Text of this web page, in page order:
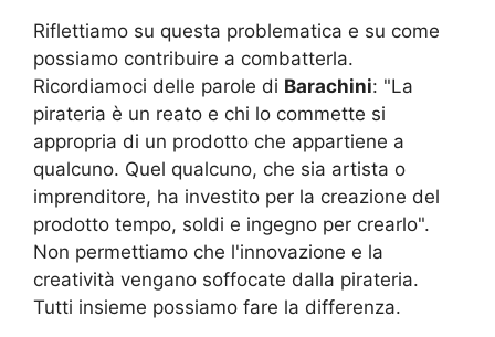
Riflettiamo su questa problematica e su come
possiamo contribuire a combatterla.
Ricordiamoci delle parole di Barachini: "La
pirateria è un reato e chi lo commette si
appropria di un prodotto che appartiene a
qualcuno. Quel qualcuno, che sia artista o
imprenditore, ha investito per la creazione del
prodotto tempo, soldi e ingegno per crearlo".
Non permettiamo che l'innovazione e la
creatività vengano soffocate dalla pirateria.
Tutti insieme possiamo fare la differenza.